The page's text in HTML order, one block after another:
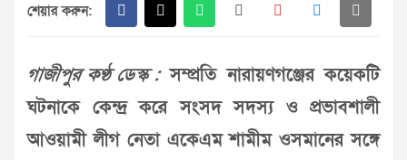
শেয়ার করুন:
গাজীপুর কণ্ঠ ডেস্ক :সম্প্রতি নারায়ণগঞ্জের কয়েকটি
ঘটনাকে কেন্দ্র করে সংসদ সদস্য ও প্রভাবশালী
আওয়ামী লীগ নেতা একেএম শামীম ওসমানের সঙ্গে